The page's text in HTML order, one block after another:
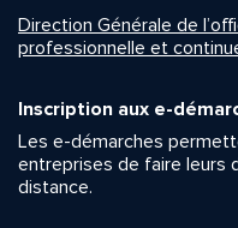
Direction Générale de
professionnelle et
Inscription aux e-
Les e-démarches
entreprises de faire leurs
distance.